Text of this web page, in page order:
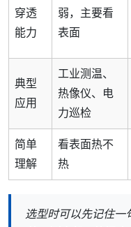
穿透
能力
弱，主要看
表面
典型
应用
工业测温、
热像仪、电
力巡检
简单
理解
看表面热不
热
选型时可以先记住一